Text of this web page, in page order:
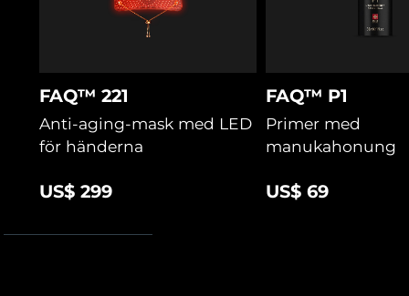
FAQ™ 221
Anti-aging-mask med LED
för händerna
US$ 299
FAQ™ P1
Primer med
manukahonung
US$ 69